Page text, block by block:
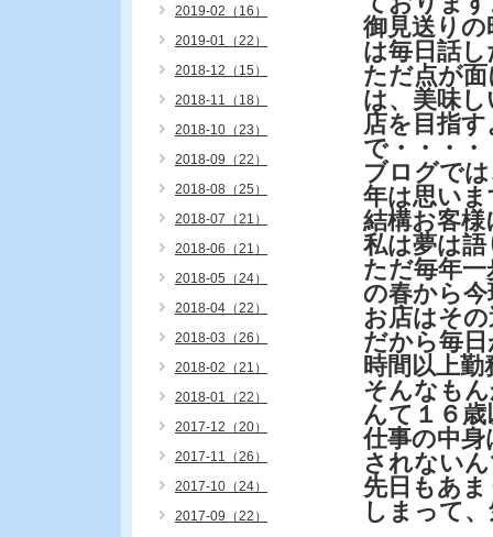
御見送り
は毎日話
ただ点が
は、美味
店を目指
で・・・・
ブログで
年は思いま
結構お客
私は夢は
ただ毎年
の春から
お店はそ
だから毎
時間以上
そんなも
んて１６
仕事の中
されない
先日もあ
しまって
2019-02（16）
2019-01（22）
2018-12（15）
2018-11（18）
2018-10（23）
2018-09（22）
2018-08（25）
2018-07（21）
2018-06（21）
2018-05（24）
2018-04（22）
2018-03（26）
2018-02（21）
2018-01（22）
2017-12（20）
2017-11（26）
2017-10（24）
2017-09（22）